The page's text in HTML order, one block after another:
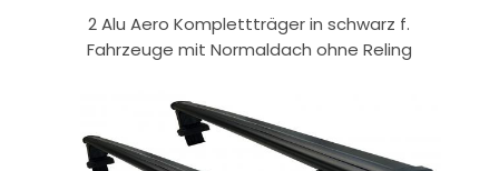
2 Alu Aero Komplettträger in schwarz f.
Fahrzeuge mit Normaldach ohne Reling